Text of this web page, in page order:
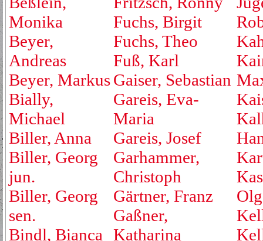
Monika
Beyer,
Andreas
Beyer, Markus
Bially,
Michael
Biller, Anna
Biller, Georg
jun.
Biller, Georg
sen.
Bindl, Bianca
Fuchs, Birgit
Fuchs, Theo
Fuß, Karl
Gaiser, Sebastian
Gareis, Eva-
Maria
Gareis, Josef
Garhammer,
Christoph
Gärtner, Franz
Gaßner,
Katharina